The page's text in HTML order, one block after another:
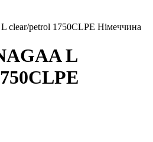
clear/petrol 1750CLPE Німеччина
L